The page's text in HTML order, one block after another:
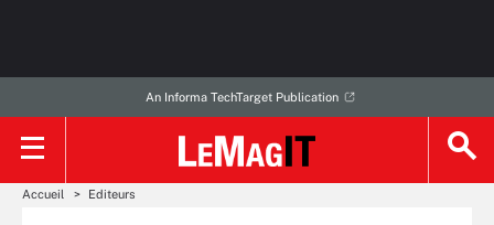
An Informa TechTarget Publication
Accueil Editeurs